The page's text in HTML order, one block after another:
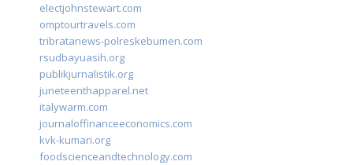
electjohnstewart.com
omptourtravels.com
tribratanews-polreskebumen.com
rsudbayuasih.org
publikjurnalistik.org
juneteenthapparel.net
italywarm.com
journaloffinanceeconomics.com
kvk-kumari.org
foodscienceandtechnology.com